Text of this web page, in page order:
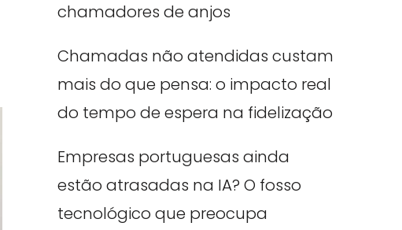
chamadores de anjos
Chamadas não atendidas custam
mais do que pensa: o impacto real
do tempo de espera na fidelização
Empresas portuguesas ainda
estão atrasadas na IA? O fosso
tecnológico que preocupa